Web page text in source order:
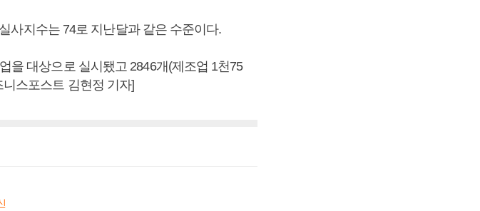
사지수는 74로 지난달과 같은 수준이다.
을 대상으로 실시됐고 2846개(제조업 1천75
스포스트 김현정 기자]